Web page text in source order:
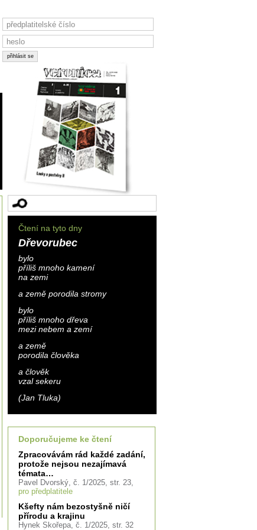
Čtení na tyto dny
Dřevorubec
bylo
příliš mnoho kamení
na zemi
a země porodila stromy
bylo
příliš mnoho dřeva
mezi nebem a zemí
a země
porodila člověka
a člověk
vzal sekeru
(Jan Tluka)
Doporučujeme ke čtení
Zpracovávám rád každé zadání,
protože nejsou nezajímavá
témata…
Pavel Dvorský, č. 1/2025, str. 23,
pro předplatitele
Kšefty nám bezostyšně ničí
přírodu a krajinu
Hynek Skořepa, č. 1/2025, str. 32